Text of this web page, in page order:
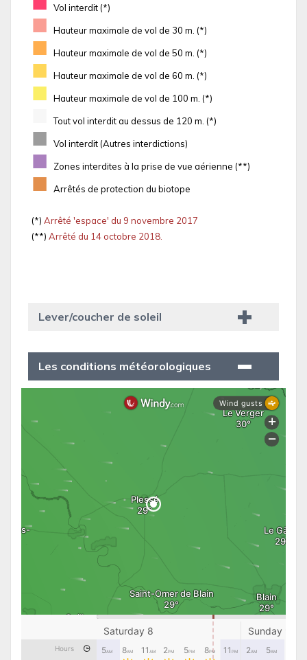
Vol interdit (*)
■ Hauteur maximale de vol de 30 m. (*)
■ Hauteur maximale de vol de 50 m. (*)
■ Hauteur maximale de vol de 60 m. (*)
■ Hauteur maximale de vol de 100 m. (*)
Tout vol interdit au dessus de 120 m. (*)
■ Vol interdit (Autres interdictions)
■ Zones interdites à la prise de vue aérienne (**)
■ Arrêtés de protection du biotope
(*) Arrêté 'espace' du 9 novembre 2017
(**) Arrêté du 14 octobre 2018.
Lever/coucher de soleil
Les conditions météorologiques